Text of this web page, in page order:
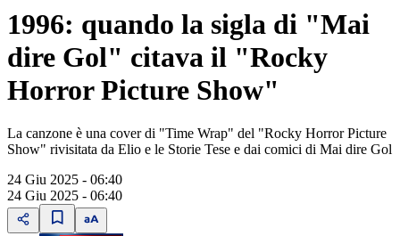
1996: quando la sigla di "Mai
dire Gol" citava il "Rocky
Horror Picture Show"
La canzone è una cover di "Time Wrap" del "Rocky Horror Picture
Show" rivisitata da Elio e le Storie Tese e dai comici di Mai dire Gol
24 Giu 2025 - 06:40
24 Giu 2025 - 06:40